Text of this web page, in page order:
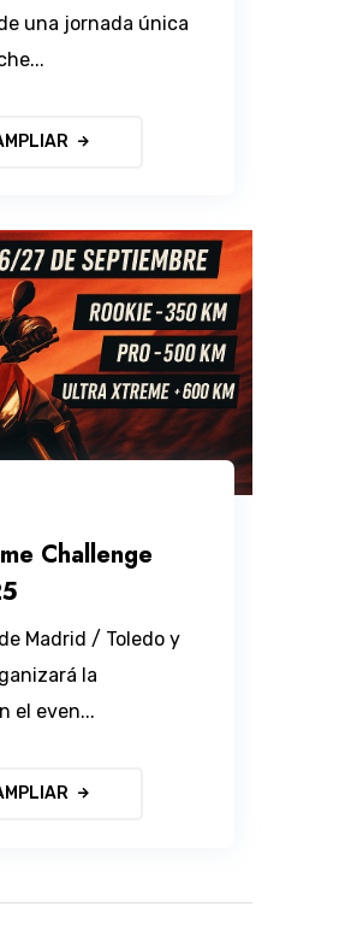
una jornada única
Challenge
Madrid / Toledo y
la
el even...